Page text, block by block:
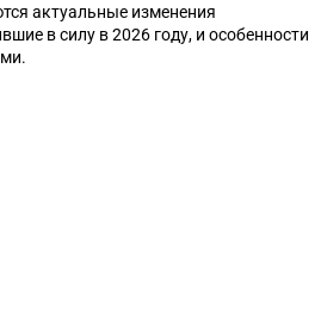
актуальные изменения
в силу в 2026 году, и особенности